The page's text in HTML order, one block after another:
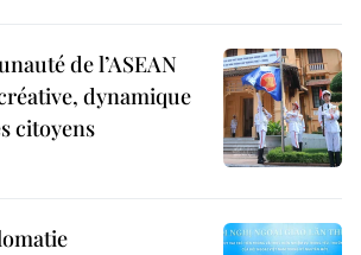
de l’ASEAN
dynamique
citoyens